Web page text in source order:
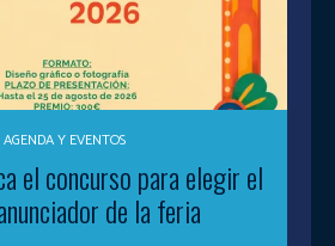
AGENDA Y EVENTOS
el concurso para elegir el
de la feria